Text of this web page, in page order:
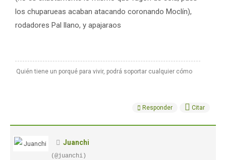
los chuparueas acaban atacando coronando Moclín),
rodadores Pal llano, y apajaraos
Quién tiene un porqué para vivir, podrá soportar cualquier cómo
Responder Citar
Juanchi
(@juanchi)